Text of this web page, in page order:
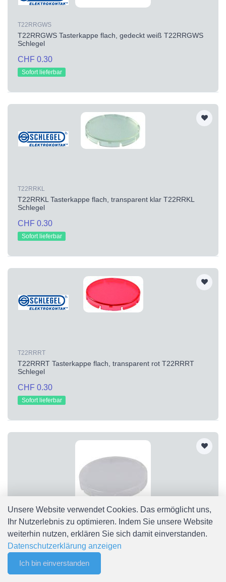
Merkliste
T22RRGWS
T22RRGWS Tasterkappe flach, gedeckt weiß T22RRGWS
Schlegel
CHF 0.30
Sofort lieferbar
T22RRKL
T22RRKL Tasterkappe flach, transparent klar T22RRKL
Schlegel
CHF 0.30
Sofort lieferbar
T22RRRT
T22RRRT Tasterkappe flach, transparent rot T22RRRT
Schlegel
CHF 0.30
Sofort lieferbar
T22RRWS
T22RRWS Tasterkappe flach, transparent weiß T22RRWS
Schlegel
CHF 0.30
Unsere Website verwendet Cookies. Das ermöglicht uns,
Ihr Nutzerlebnis zu optimieren. Indem Sie unsere Website
weiterhin nutzen, erklären Sie sich damit einverstanden.
Datenschutzerklärung anzeigen
Ich bin einverstanden